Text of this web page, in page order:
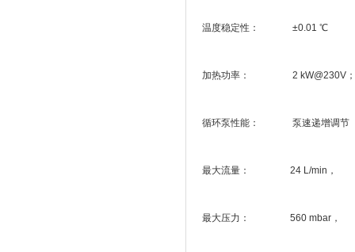
温度稳定性： ±0.01 ℃
加热功率： 2 kW@230V；
循环泵性能： 泵速递增调节
最大流量： 24 L/min，
最大压力： 560 mbar，